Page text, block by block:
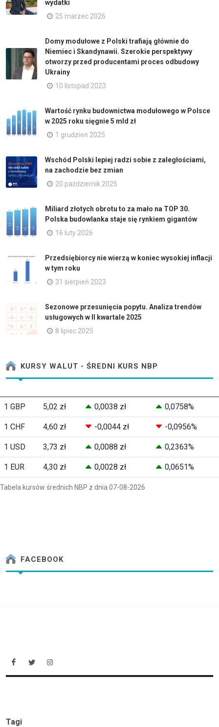
wydatki
25 marzec 2026
Domy modułowe z Polski trafiają głównie do
Niemiec i Skandynawii. Szerokie perspektywy
otworzy przed producentami proces odbudowy
Ukrainy
10 listopad 2023
Wartość rynku budownictwa modułowego w Polsce
w 2025 roku sięgnie 5 mld zł
1 grudzień 2025
Wschód Polski lepiej radzi sobie z zaległościami,
na zachodzie bez zmian
20 październik 2025
Miliard złotych obrotu to za mało na TOP 30.
Polska budowlanka staje się rynkiem gigantów
16 luty 2026
Przedsiębiorcy nie wierzą w koniec wysokiej inflacji
w tym roku
31 sierpień 2023
Sezonowe przesunięcia popytu. Analiza trendów
usługowych w II kwartale 2025
8 lipiec 2025
KURSY WALUT - ŚREDNI KURS NBP
Tabela kursów średnich NBP z dnia 07-08-2026
1 GBP 5,02 zł 0,0038 zł 0,0758%
1 CHF 4,60 zł -0,0044 zł -0,0956%
1 USD 3,73 zł 0,0088 zł 0,2363%
1 EUR 4,30 zł 0,0028 zł 0,0651%
FACEBOOK
Tagi